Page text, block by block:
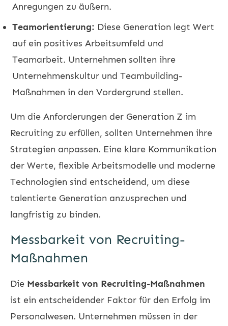
Anregungen zu äußern.
Teamorientierung: Diese Generation legt Wert
auf ein positives Arbeitsumfeld und
Teamarbeit. Unternehmen sollten ihre
Unternehmenskultur und Teambuilding-
Maßnahmen in den Vordergrund stellen.
Um die Anforderungen der Generation Z im
Recruiting zu erfüllen, sollten Unternehmen ihre
Strategien anpassen. Eine klare Kommunikation
der Werte, flexible Arbeitsmodelle und moderne
Technologien sind entscheidend, um diese
talentierte Generation anzusprechen und
langfristig zu binden.
Messbarkeit von Recruiting-
Maßnahmen
Die Messbarkeit von Recruiting-Maßnahmen
ist ein entscheidender Faktor für den Erfolg im
Personalwesen. Unternehmen müssen in der